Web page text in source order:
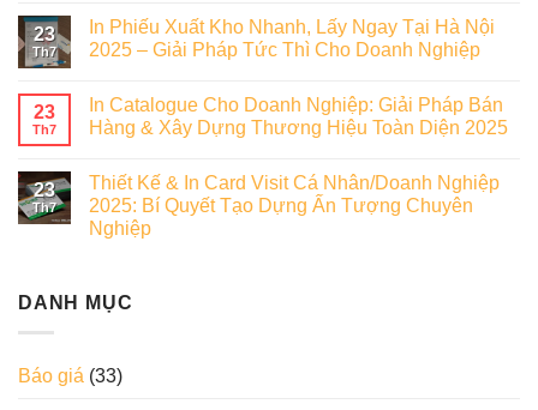
23
Th7
In Phiếu Xuất Kho Nhanh, Lấy Ngay Tại Hà Nội
2025 – Giải Pháp Tức Thì Cho Doanh Nghiệp
23
Th7
In Catalogue Cho Doanh Nghiệp: Giải Pháp Bán
Hàng & Xây Dựng Thương Hiệu Toàn Diện 2025
23
Th7
Thiết Kế & In Card Visit Cá Nhân/Doanh Nghiệp
2025: Bí Quyết Tạo Dựng Ấn Tượng Chuyên
Nghiệp
DANH MỤC
Báo giá (33)